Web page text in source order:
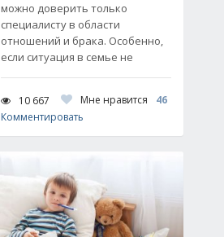
можно доверить только
специалисту в области
отношений и брака. Особенно,
если ситуация в семье не
10 667 Мне нравится
46
Комментировать